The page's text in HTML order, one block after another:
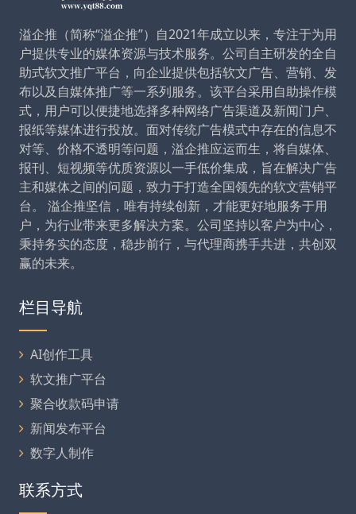
溢企推（简称“溢企推”）自2021年成立以来，专注于为用
户提供专业的媒体资源与技术服务。公司自主研发的全自
助式软文推广平台，向企业提供包括软文广告、营销、发
布以及自媒体推广等一系列服务。该平台采用自助操作模
式，用户可以便捷地选择多种网络广告渠道及新闻门户、
报纸等媒体进行投放。面对传统广告模式中存在的信息不
对等、价格不透明等问题，溢企推应运而生，将自媒体、
报刊、短视频等优质资源以一手低价集成，旨在解决广告
主和媒体之间的问题，致力于打造全国领先的软文营销平
台。 溢企推坚信，唯有持续创新，才能更好地服务于用
户，为行业带来更多解决方案。公司坚持以客户为中心，
秉持务实的态度，稳步前行，与代理商携手共进，共创双
赢的未来。
栏目导航
AI创作工具
软文推广平台
聚合收款码申请
新闻发布平台
数字人制作
联系方式